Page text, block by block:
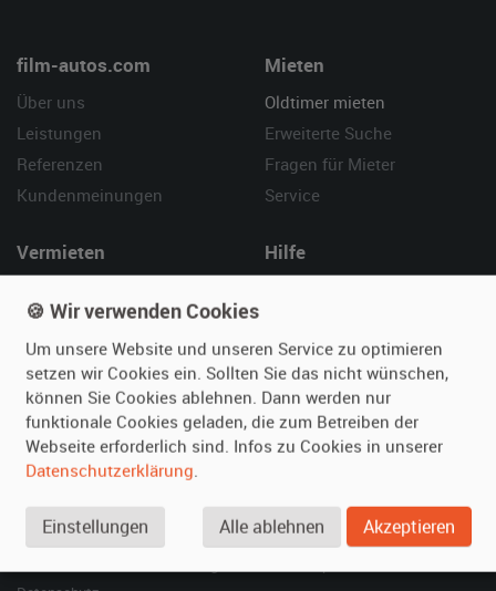
film-autos.com
Über uns
Leistungen
Referenzen
Kundenmeinungen
Mieten
Oldtimer mieten
Erweiterte Suche
Fragen für Mieter
Service
Vermieten
Fotos senden
Fragen für Vermieter
Inserat verwalten
Hilfe
Kontakt
SPECIAL
Berühmte Filmautos –
🍪 Wir verwenden Cookies
Um unsere Website und unseren Service zu optimieren
setzen wir Cookies ein. Sollten Sie das nicht wünschen,
können Sie Cookies ablehnen. Dann werden nur
funktionale Cookies geladen, die zum Betreiben der
Webseite erforderlich sind. Infos zu Cookies in unserer
Datenschutzerklärung.
Einstellungen Alle ablehnen Akzeptieren